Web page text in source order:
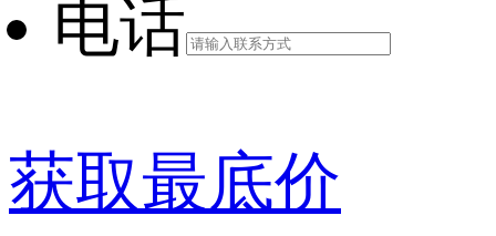
电话
获取最底价